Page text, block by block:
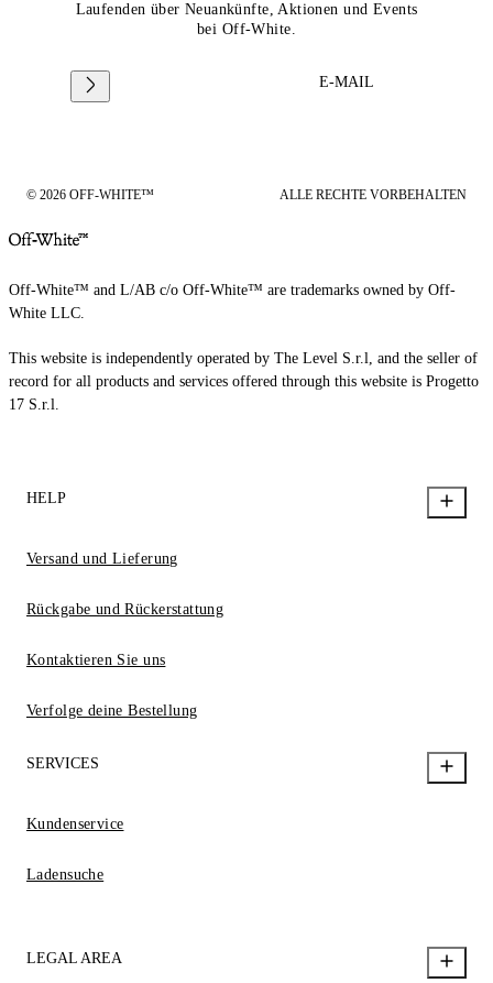
Laufenden über Neuankünfte, Aktionen und Events
bei Off-White.
E-MAIL
© 2026 OFF-WHITE™ ALLE RECHTE VORBEHALTEN
Off-White™ and L/AB c/o Off-White™ are trademarks owned by Off-
White LLC.
This website is independently operated by The Level S.r.l, and the seller of
record for all products and services offered through this website is Progetto
17 S.r.l.
HELP
Versand und Lieferung
Rückgabe und Rückerstattung
Kontaktieren Sie uns
Verfolge deine Bestellung
SERVICES
Kundenservice
Ladensuche
LEGAL AREA